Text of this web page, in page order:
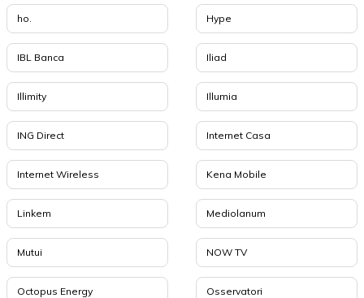
ho. Hype
IBL Banca Iliad
Illimity Illumia
ING Direct Internet Casa
Internet Wireless Kena Mobile
Linkem Mediolanum
Mutui NOW TV
Octopus Energy Osservatori